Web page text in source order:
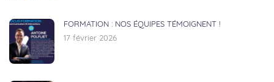
FORMATION : NOS ÉQUIPES TÉMOIGNENT !
17 février 2026